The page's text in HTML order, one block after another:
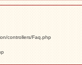
controllers/Faq.php